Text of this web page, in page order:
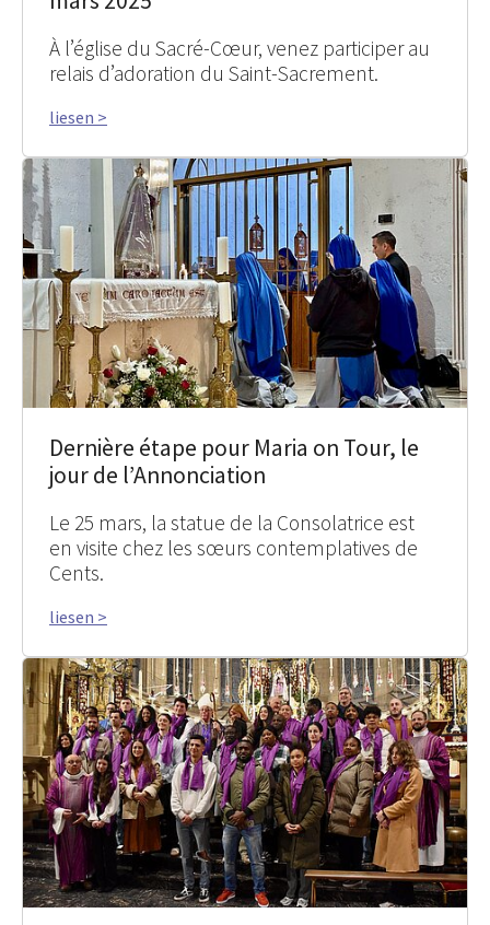
À l’église du Sacré-Cœur, venez participer au
relais d’adoration du Saint-Sacrement.
liesen >
Dernière étape pour Maria on Tour, le
jour de l’Annonciation
Le 25 mars, la statue de la Consolatrice est
en visite chez les sœurs contemplatives de
Cents.
liesen >